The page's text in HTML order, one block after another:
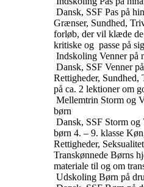
Dansk, SSF Pas på
Grænser, Sundhed,
forløb, der vil klæde
kritiske og passe på
Indskoling Venner på
Dansk, SSF Venner
Rettigheder, Sundhed,
på ca. 2 lektioner om
Mellemtrin Storm og
børn
Dansk, SSF Storm og
børn 4. – 9. klasse
Rettigheder, Seksualitet
Transkønnede Børns
materiale til og om
Udskoling Børn på